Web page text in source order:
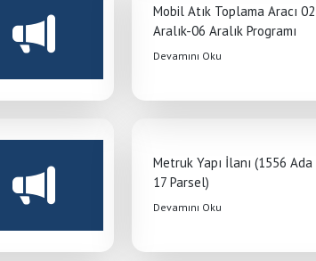
Mobil Atık Toplama Aracı 02
Aralık-06 Aralık Programı
Devamını Oku
Metruk Yapı İlanı (1556 Ada
17 Parsel)
Devamını Oku